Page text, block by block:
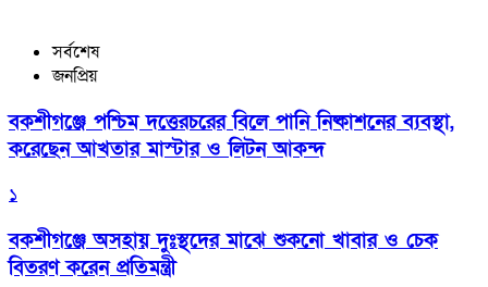
সর্বশেষ
জনপ্রিয়
বকশীগঞ্জে পশ্চিম দত্তেরচরের বিলে পানি নিষ্কাশনের ব্যবস্থা,
করেছেন আখতার মাস্টার ও লিটন আকন্দ
১
বকশীগঞ্জে অসহায় দুঃস্থদের মাঝে শুকনো খাবার ও চেক
বিতরণ করেন প্রতিমন্ত্রী